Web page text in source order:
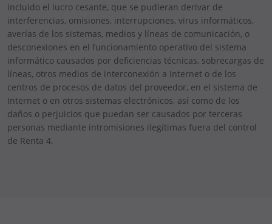
incluido el lucro cesante, que se pudieran derivar de
interferencias, omisiones, interrupciones, virus informáticos,
averías de los sistemas, medios y líneas de comunicación, o
desconexiones en el funcionamiento operativo del sistema
informático causados por deficiencias técnicas, sobrecargas de
líneas, otros medios de interconexión a Internet o de los
centros de procesos de datos del proveedor, en el sistema de
Internet o en otros sistemas electrónicos, así como de los
daños o perjuicios que puedan ser causados por terceras
personas mediante intromisiones ilegítimas fuera del control
de Renta 4.